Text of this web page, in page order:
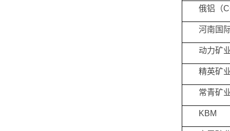
俄铝（
河南国
动力矿
精英矿
常青矿
KBM